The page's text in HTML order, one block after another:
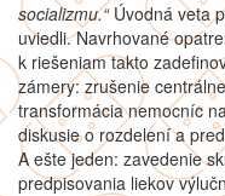
socializmu.“Úvodná veta
uviedli. Navrhované
k riešeniam takto
zámery: zrušenie
transformácia nemocníc
diskusie o rozdelení a
A ešte jeden: zavedenie
predpisovania liekov